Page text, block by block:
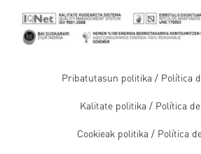
Pribatutasun politika / Política
Kalitate politika / Política
Cookieak politika / Política